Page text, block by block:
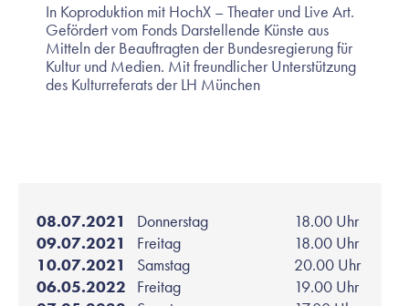
In Koproduktion mit HochX – Theater und Live Art.
Gefördert vom Fonds Darstellende Künste aus
Mitteln der Beauftragten der Bundesregierung für
Kultur und Medien. Mit freundlicher Unterstützung
des Kulturreferats der LH München
08.07.2021 Donnerstag
18.00 Uhr
09.07.2021
Freitag
18.00 Uhr
10.07.2021
Samstag
20.00 Uhr
06.05.2022
Freitag
19.00 Uhr